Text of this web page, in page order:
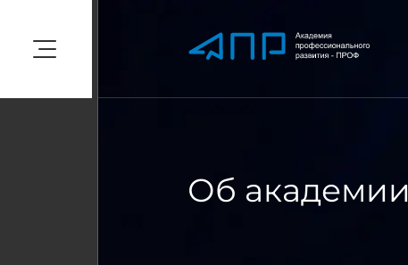
Об академии